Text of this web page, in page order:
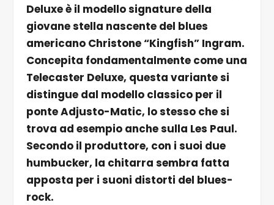
Deluxe è il modello signature della
giovane stella nascente del blues
americano Christone “Kingfish” Ingram.
Concepita fondamentalmente come una
Telecaster Deluxe, questa variante si
distingue dal modello classico per il
ponte Adjusto-Matic, lo stesso che si
trova ad esempio anche sulla Les Paul.
Secondo il produttore, con i suoi due
humbucker, la chitarra sembra fatta
apposta per i suoni distorti del blues-
rock.